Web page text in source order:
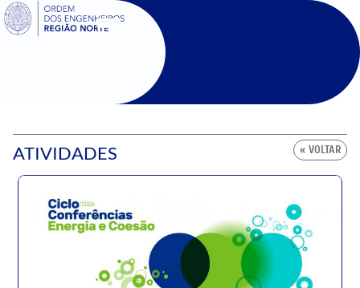
SIGOE
« VOLTAR
ATIVIDADES